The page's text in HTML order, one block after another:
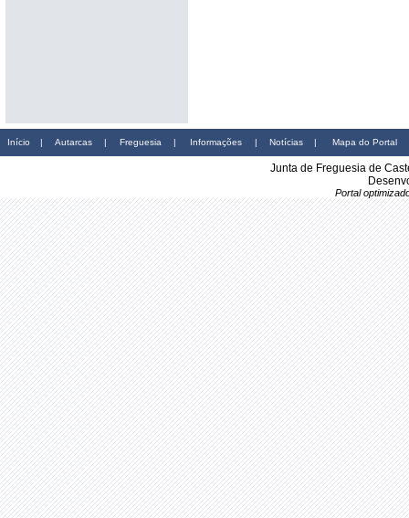
Início | Autarcas | Freguesia | Informações | Notícias | Mapa do Portal
Junta de Freguesia de
Portal